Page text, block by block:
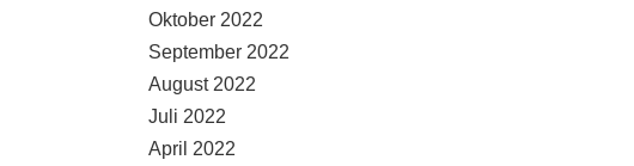
Oktober 2022
September 2022
August 2022
Juli 2022
April 2022